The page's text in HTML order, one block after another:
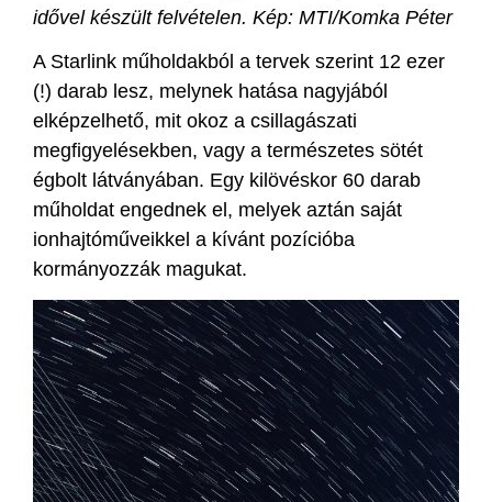
idővel készült felvételen. Kép: MTI/Komka Péter
A Starlink műholdakból a tervek szerint 12 ezer
(!) darab lesz, melynek hatása nagyjából
elképzelhető, mit okoz a csillagászati
megfigyelésekben, vagy a természetes sötét
égbolt látványában. Egy kilövéskor 60 darab
műholdat engednek el, melyek aztán saját
ionhajtóműveikkel a kívánt pozícióba
kormányozzák magukat.